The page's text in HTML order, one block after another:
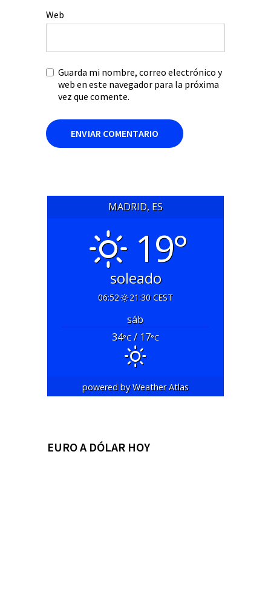
Web
Guarda mi nombre, correo electrónico y
web en este navegador para la próxima
vez que comente.
MADRID, ES
19°
soleado
06:52 21:30 CEST
sáb
34°C/ 17°C
powered byWeather Atlas
EURO A DÓLAR HOY